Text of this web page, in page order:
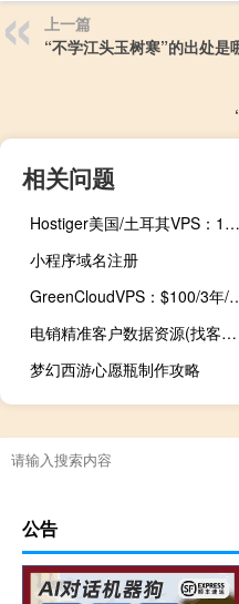
上一篇
“不学江头玉树寒”的出处是
相关问题
Hostiger美国/土耳其VPS：1核1G/30GB SSD/无限流量/1Gbps带宽/1个IPv4/5.99美元/首月
小程序域名注册
GreenCloudVPS：$100/3年/5核AMD EPYC/
电销精准客户数据资源(找客户资源的网站)筛号王
梦幻西游心愿瓶制作攻略
公告